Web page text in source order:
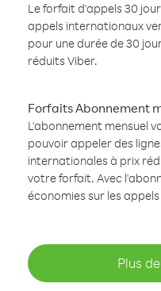
Le forfait d'appels 30
appels internationaux
pour une durée de 30
réduits Viber.
Forfaits Abonnement
L'abonnement mensuel
pouvoir appeler des
internationales à prix
votre forfait. Avec
économies sur les
Plus